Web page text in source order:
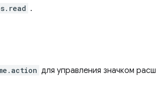
.
для управления значком